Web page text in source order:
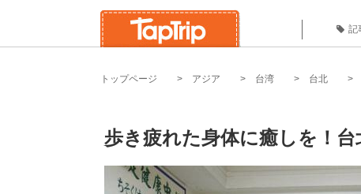
記
トップページ アジア 台湾 台北
歩き疲れた身体に癒しを！